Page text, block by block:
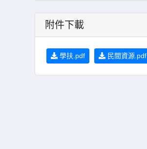
附件下載
學扶.pdf 民間資源.pdf